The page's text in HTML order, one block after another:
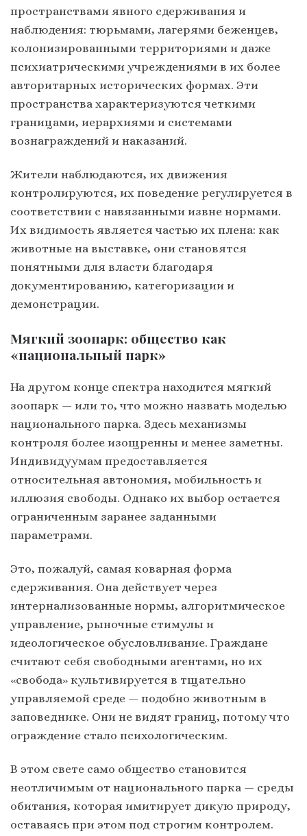
пространствами явного сдерживания и
наблюдения: тюрьмами, лагерями беженцев,
колонизированными территориями и даже
психиатрическими учреждениями в их более
авторитарных исторических формах. Эти
пространства характеризуются четкими
границами, иерархиями и системами
вознаграждений и наказаний.
Жители наблюдаются, их движения
контролируются, их поведение регулируется в
соответствии с навязанными извне нормами.
Их видимость является частью их плена: как
животные на выставке, они становятся
понятными для власти благодаря
документированию, категоризации и
демонстрации.
Мягкий зоопарк: общество как
«национальный парк»
На другом конце спектра находится мягкий
зоопарк — или то, что можно назвать моделью
национального парка. Здесь механизмы
контроля более изощренны и менее заметны.
Индивидуумам предоставляется
относительная автономия, мобильность и
иллюзия свободы. Однако их выбор остается
ограниченным заранее заданными
параметрами.
Это, пожалуй, самая коварная форма
сдерживания. Она действует через
интернализованные нормы, алгоритмическое
управление, рыночные стимулы и
идеологическое обусловливание. Граждане
считают себя свободными агентами, но их
«свобода» культивируется в тщательно
управляемой среде — подобно животным в
заповеднике. Они не видят границ, потому что
ограждение стало психологическим.
В этом свете само общество становится
неотличимым от национального парка — среды
обитания, которая имитирует дикую природу,
оставаясь при этом под строгим контролем.